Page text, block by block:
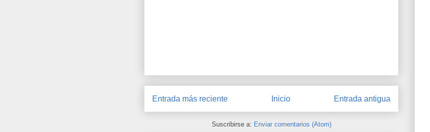
Entrada más reciente Entrada antigua
Inicio
Suscribirse a: Enviar comentarios (Atom)